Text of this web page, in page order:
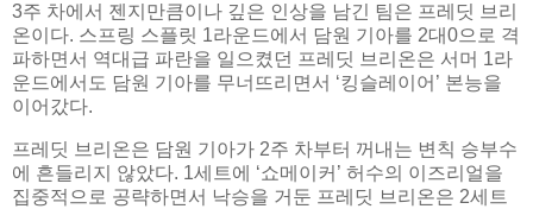
3주 차에서 젠지만큼이나 깊은 인상을 남긴 팀은 프레딧 브리
온이다. 스프링 스플릿 1라운드에서 담원 기아를 2대0으로 격
파하면서 역대급 파란을 일으켰던 프레딧 브리온은 서머 1라
운드에서도 담원 기아를 무너뜨리면서 ‘킹슬레이어’ 본능을
이어갔다.
프레딧 브리온은 담원 기아가 2주 차부터 꺼내는 변칙 승부수
에 흔들리지 않았다. 1세트에 ‘쇼메이커’ 허수의 이즈리얼을
집중적으로 공략하면서 낙승을 거둔 프레딧 브리온은 2세트